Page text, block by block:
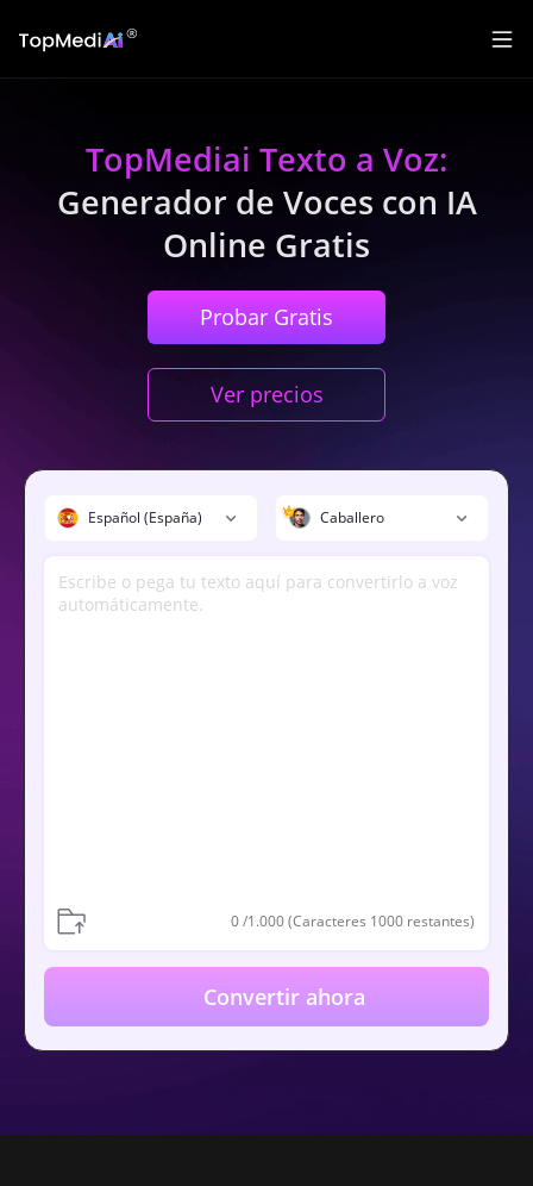
TopMediai Texto a Voz:
Generador de Voces con IA
Online Gratis
Probar Gratis
Ver precios
Español (España) Caballero
0/1.000 (Caracteres 1000 restantes)
Convertir ahora